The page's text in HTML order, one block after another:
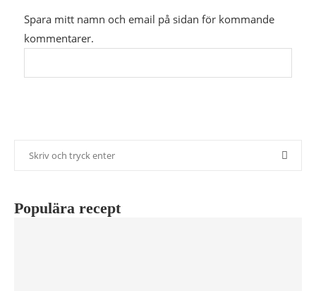
Spara mitt namn och email på sidan för kommande
kommentarer.
Populära recept